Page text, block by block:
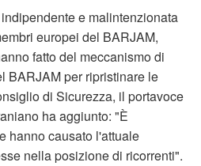
e malintenzionata
europei del BARJAM,
fatto del meccanismo di
BARJAM per ripristinare le
di Sicurezza, il portavoce
ha aggiunto: "È
hanno causato l'attuale
nella posizione di ricorrenti".